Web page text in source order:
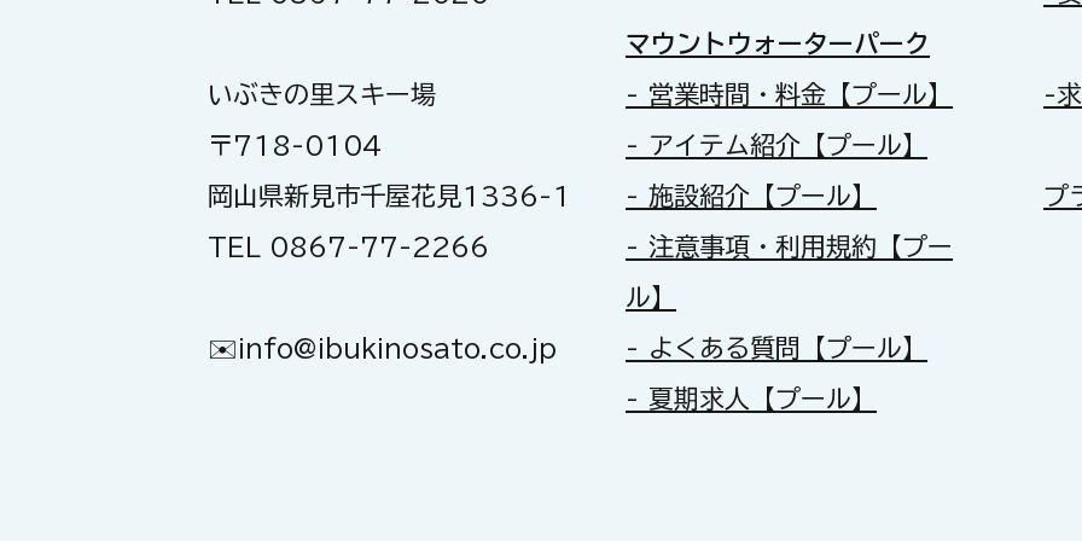
いぶきの里スキー場
〒718-0104
岡山県新見市千屋花見1336-1
TEL 0867-77-2266
✉️​info@ibukinosato.co.jp
​マウントウォーターパーク
- 営業時間・料金【プール】
- アイテム紹介【プール】
- 施設紹介【プール】
- 注意事項・利用規約【プー
ル】
- よくある質問【プール】
- 夏期求人【プール】
-
プ